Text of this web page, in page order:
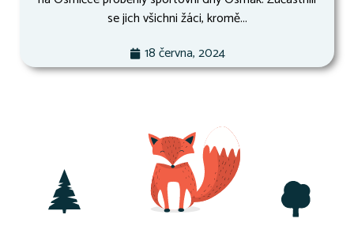
se jich všichni žáci, kromě...
18 června, 2024